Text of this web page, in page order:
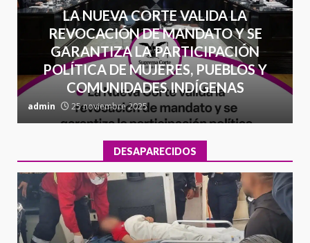
LA NUEVA CORTE VALIDA LA
REVOCACIÓN DE MANDATO Y SE
GARANTIZA LA PARTICIPACIÓN
POLÍTICA DE MUJERES, PUEBLOS Y
COMUNIDADES INDÍGENAS
admin 25 noviembre 2025
DESAPARECIDOS